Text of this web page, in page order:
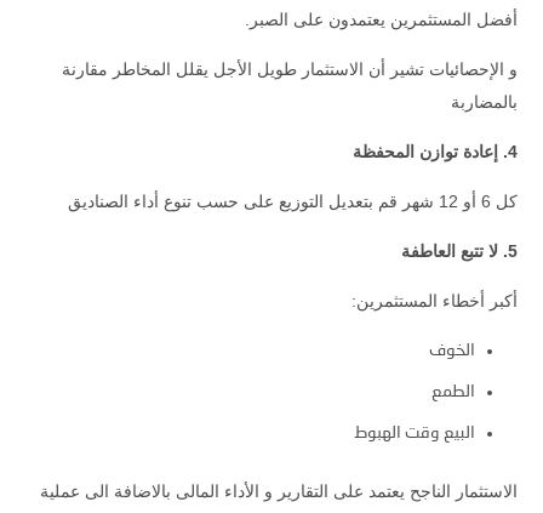
أفضل المستثمرين يعتمدون على الصبر.
و الإحصائيات تشير أن الاستثمار طويل الأجل يقلل المخاطر مقارنة
بالمضاربة
4. إعادة توازن المحفظة
كل 6 أو 12 شهر قم بتعديل التوزيع على حسب تنوع أداء الصناديق
5. لا تتبع العاطفة
أكبر أخطاء المستثمرين:
الخوف
الطمع
البيع وقت الهبوط
الاستثمار الناجح يعتمد على التقارير و الأداء المالى بالاضافة الى عملية